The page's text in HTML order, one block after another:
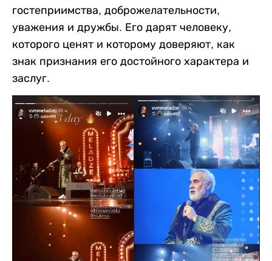
гостеприимства, доброжелательности,
уважения и дружбы. Его дарят человеку,
которого ценят и которому доверяют, как
знак признания его достойного характера и
заслуг.